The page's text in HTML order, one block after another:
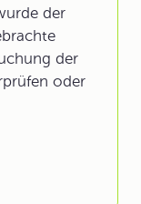
der
der
oder